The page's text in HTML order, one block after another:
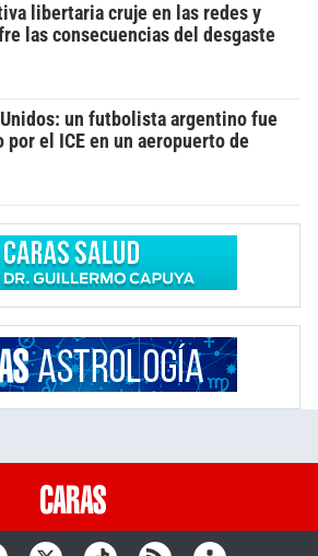
libertaria cruje en las redes y
las consecuencias del desgaste
un futbolista argentino fue
por el ICE en un aeropuerto de